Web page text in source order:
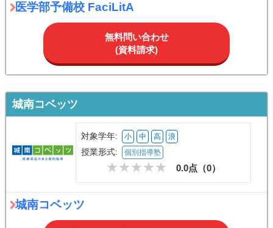
医学部予備校 FaciLitA
無料問い合わせ
(資料請求)
城南コベッツ
対象学年: 小 中 高 浪
授業形式: 個別指導塾
0.0点（0）
城南コベッツ